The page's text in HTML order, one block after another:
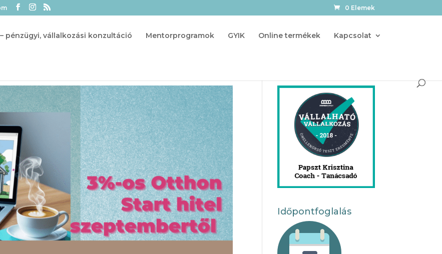
0 Elemek
pénzügyi, vállalkozási konzultáció Mentorprogramok GYIK Online termékek Kapcsolat
Időpontfoglalás